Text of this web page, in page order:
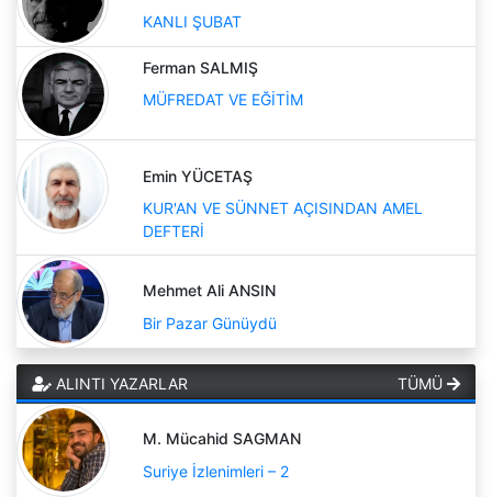
KANLI ŞUBAT
Ferman SALMIŞ
MÜFREDAT VE EĞİTİM
Emin YÜCETAŞ
KUR'AN VE SÜNNET AÇISINDAN AMEL
DEFTERİ
Mehmet Ali ANSIN
Bir Pazar Günüydü
ALINTI YAZARLAR TÜMÜ
M. Mücahid SAGMAN
Suriye İzlenimleri – 2